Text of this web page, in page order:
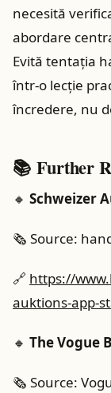
necesită
abordare
Evită tentaţia
într‑o lecţie
încredere, nu
📚 Further
🔸 Schweizer
🗞️ Source:
🔗 https://
auktions-app-
🔸 The Vogue
🗞️ Source: